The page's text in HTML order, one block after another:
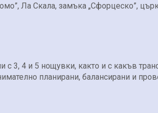
Ла Скала, замъка „Сфорцеско”,
с 3, 4 и 5 нощувки, както и с какъв
планирани, балансирани и